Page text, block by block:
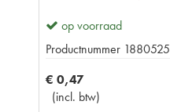
op voorraad
Productnummer 1880525
€ 0,47
(incl. btw)